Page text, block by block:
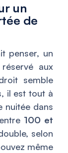
un
de
penser, un
aux
semble
il est tout à
nuitée dans
100 et
selon
même